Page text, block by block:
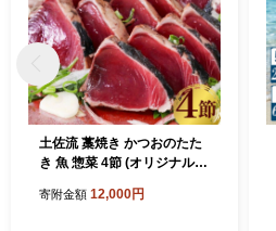
土佐流 藁焼き かつおのたた
き 魚 惣菜 4節 (オリジナルた
の塩付き) 詰め合わせ 魚介類
寄附金額 12,000円